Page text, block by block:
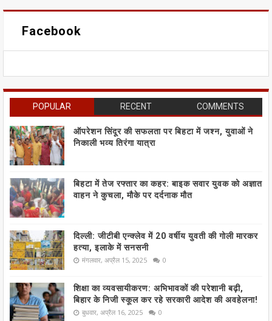
Facebook
POPULAR RECENT COMMENTS
ऑपरेशन सिंदूर की सफलता पर बिहटा में जश्न, युवाओं ने
निकाली भव्य तिरंगा यात्रा
बिहटा में तेज रफ्तार का कहर: बाइक सवार युवक को अज्ञात
वाहन ने कुचला, मौके पर दर्दनाक मौत
दिल्ली: जीटीबी एन्क्लेव में 20 वर्षीय युवती की गोली मारकर
हत्या, इलाके में सनसनी
मंगलवार, अप्रैल 15, 2025 0
शिक्षा का व्यवसायीकरण: अभिभावकों की परेशानी बढ़ी,
बिहार के निजी स्कूल कर रहे सरकारी आदेश की अवहेलना!
बुधवार, अप्रैल 16, 2025 0